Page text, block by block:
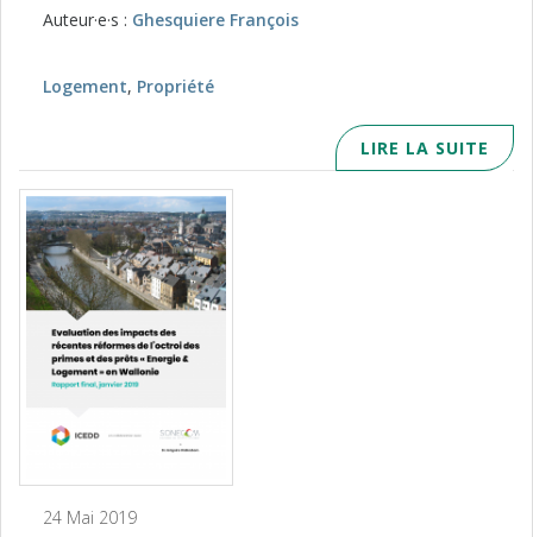
Auteur·e·s : Ghesquiere François
Logement, Propriété
LIRE LA SUITE
24 Mai 2019